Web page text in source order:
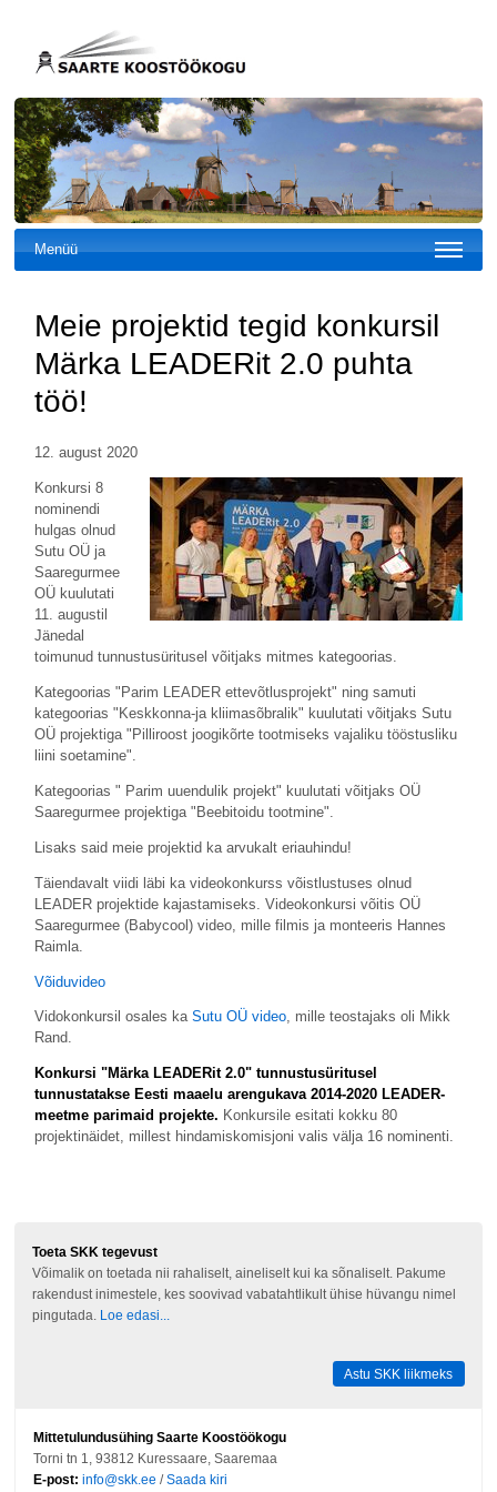
Menüü
Meie projektid tegid konkursil
Märka LEADERit 2.0 puhta
töö!
12. august 2020
Konkursi 8
nominendi
hulgas olnud
Sutu OÜ ja
Saaregurmee
OÜ kuulutati
11. augustil
Jänedal
toimunud tunnustusüritusel võitjaks mitmes kategoorias.
Kategoorias "Parim LEADER ettevõtlusprojekt" ning samuti
kategoorias "Keskkonna-ja kliimasõbralik" kuulutati võitjaks Sutu
OÜ projektiga "Pilliroost joogikõrte tootmiseks vajaliku tööstusliku
liini soetamine".
Kategoorias " Parim uuendulik projekt" kuulutati võitjaks OÜ
Saaregurmee projektiga "Beebitoidu tootmine".
Lisaks said meie projektid ka arvukalt eriauhindu!
Täiendavalt viidi läbi ka videokonkurss võistlustuses olnud
LEADER projektide kajastamiseks. Videokonkursi võitis OÜ
Saaregurmee (Babycool) video, mille filmis ja monteeris Hannes
Raimla.
Võiduvideo
Vidokonkursil osales ka Sutu OÜ video, mille teostajaks oli Mikk
Rand.
Konkursi "Märka LEADERit 2.0" tunnustusüritusel
tunnustatakse Eesti maaelu arengukava 2014-2020 LEADER-
meetme parimaid projekte. Konkursile esitati kokku 80
projektinäidet, millest hindamiskomisjoni valis välja 16 nominenti.
Toeta SKK tegevust
Võimalik on toetada nii rahaliselt, aineliselt kui ka sõnaliselt. Pakume
rakendust inimestele, kes soovivad vabatahtlikult ühise hüvangu nimel
pingutada. Loe edasi...
Astu SKK liikmeks
Mittetulundusühing Saarte Koostöökogu
Torni tn 1, 93812 Kuressaare, Saaremaa
E-post: info@skk.ee /Saada kiri